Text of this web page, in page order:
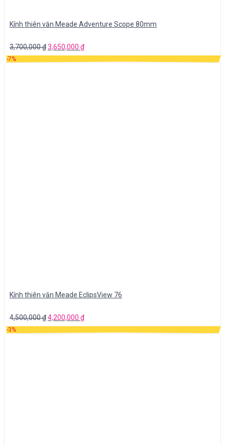
Kính thiên văn Meade Adventure Scope 80mm
3,700,000₫3,650,000 ₫
-7%
Kính thiên văn Meade EclipsView 76
4,500,000₫4,200,000 ₫
-3%